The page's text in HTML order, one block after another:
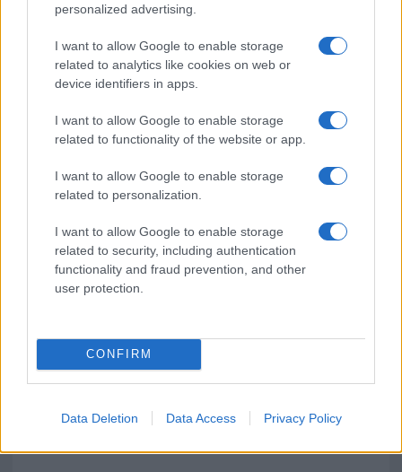
personalized advertising.
I want to allow Google to enable storage
related to analytics like cookies on web or
device identifiers in apps.
I want to allow Google to enable storage
related to functionality of the website or app.
I want to allow Google to enable storage
related to personalization.
I want to allow Google to enable storage
related to security, including authentication
functionality and fraud prevention, and other
user protection.
CONFIRM
Data Deletion Data Access Privacy Policy
esplode la protesta
Pausa caffè impeccabile: come scegliere la
soluzione ideale per la casa e l’ufficio
Monte Pino, la fine di un lungo dolore: storia e
rinascita della strada che segnò la Gallura
Raid nelle campagne di Berchidda, rischio per
la rete elettrica